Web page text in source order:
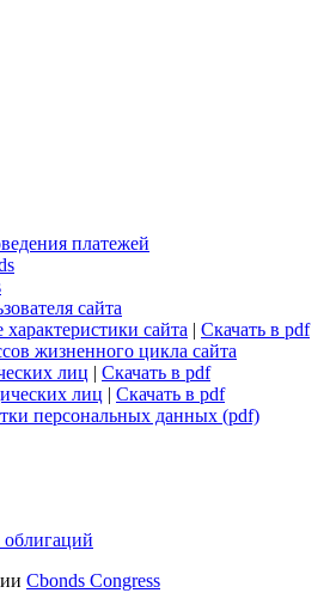
платежей
сайта
сайта | Скачать в pdf
жизненного цикла сайта
лиц | Скачать в pdf
лиц | Скачать в pdf
персональных данных (pdf)
Cbonds Congress